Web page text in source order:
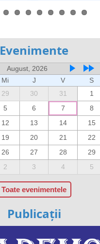
Evenimente
August, 2026
Mi J V S
29 30 31 1
5 6 7 8
12 13 14 15
19 20 21 22
26 27 28 29
2 3 4 5
Toate evenimentele
Publicații